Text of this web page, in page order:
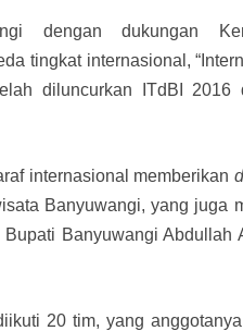
dengan dukungan
tingkat internasional,
diluncurkan ITdBI 2016
internasional memberikan
Banyuwangi, yang juga
Banyuwangi Abdullah
20 tim, yang